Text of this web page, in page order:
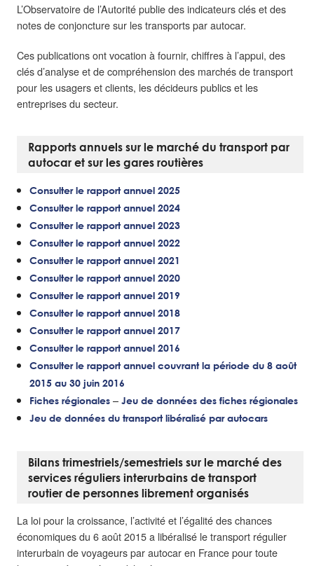
L’Observatoire de l’Autorité publie des indicateurs clés et des
notes de conjoncture sur les transports par autocar.
Ces publications ont vocation à fournir, chiffres à l’appui, des
clés d’analyse et de compréhension des marchés de transport
pour les usagers et clients, les décideurs publics et les
entreprises du secteur.
Rapports annuels sur le marché du transport par
autocar et sur les gares routières
Consulter le rapport annuel 2025
Consulter le rapport annuel 2024
Consulter le rapport annuel 2023
Consulter le rapport annuel 2022
Consulter le rapport annuel 2021
Consulter le rapport annuel 2020
Consulter le rapport annuel 2019
Consulter le rapport annuel 2018
Consulter le rapport annuel 2017
Consulter le rapport annuel 2016
Consulter le rapport annuel couvrant la période du 8 août
2015 au 30 juin 2016
Fiches régionales–Jeu de données des fiches régionales
Jeu de données du transport libéralisé par autocars
Bilans trimestriels/semestriels sur le marché des
services réguliers interurbains de transport
routier de personnes librement organisés
La loi pour la croissance, l’activité et l’égalité des chances
économiques du 6 août 2015 a libéralisé le transport régulier
interurbain de voyageurs par autocar en France pour toute